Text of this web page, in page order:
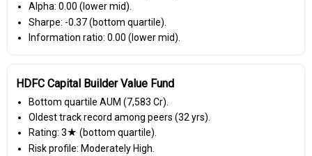
Alpha: 0.00 (lower mid).
Sharpe: -0.37 (bottom quartile).
Information ratio: 0.00 (lower mid).
HDFC Capital Builder Value Fund
Bottom quartile AUM (₹7,583 Cr).
Oldest track record among peers (32 yrs).
Rating: 3★ (bottom quartile).
Risk profile: Moderately High.